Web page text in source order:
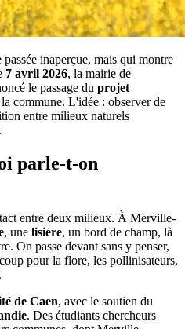
inaperçue, mais qui montre
7 avril 2026, la mairie de
le passage du projet
commune. L'idée : observer de
entre milieux naturels
parle-t-on
entre deux milieux. À Merville-
, une lisière, un bord de champ, là
On passe devant sans y penser,
pour la flore, les pollinisateurs,
de Caen, avec le soutien du
. Des étudiants chercheurs